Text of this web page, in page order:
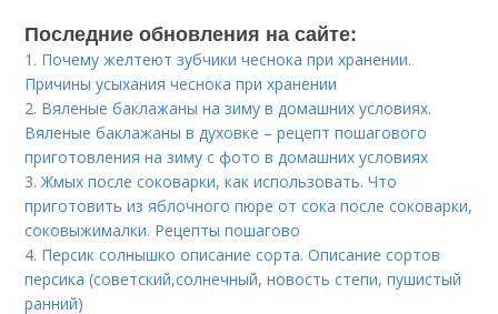
Последние обновления на сайте:
1. Почему желтеют зубчики чеснока при хранении.
Причины усыхания чеснока при хранении
2. Вяленые баклажаны на зиму в домашних условиях.
Вяленые баклажаны в духовке – рецепт пошагового
приготовления на зиму с фото в домашних условиях
3.Жмых после соковарки, как использовать. Что
приготовить из яблочного пюре от сока после соковарки,
соковыжималки. Рецепты пошагово
4. Персик солнышко описание сорта. Описание сортов
персика (советский,солнечный, новость степи, пушистый
ранний)